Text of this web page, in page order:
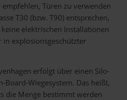
Türen zu verwenden
T30 (bzw. T90) entsprechen,
elektrischen Installationen
explosionsgeschützter
erfolgt über einen Silo-
Board-Wiegesystem. Das heißt,
die Menge bestimmt werden